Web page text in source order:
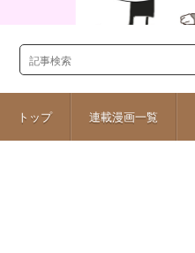
トップ 連載漫画一覧